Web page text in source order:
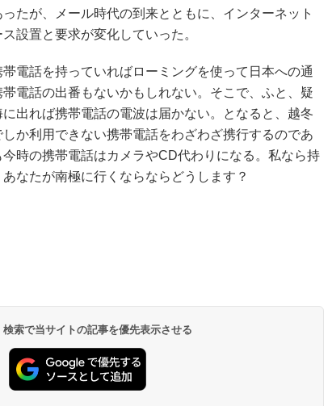
たが、メール時代の到来とともに、インターネット
設置と要求が変化していった。
電話を持っていればローミングを使って日本への通
電話の出番もないかもしれない。そこで、ふと、疑
出れば携帯電話の電波は届かない。となると、越冬
か利用できない携帯電話をわざわざ携行するのであ
時の携帯電話はカメラやCD代わりになる。私なら持
なたが南極に行くならならどうします？
索で当サイトの記事を優先表示させる